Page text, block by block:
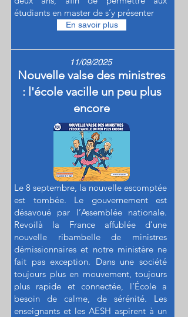
étudiants en master de s’y présenter
En savoir plus
11/09/2025
Nouvelle valse des ministres
: l'école vacille un peu plus
encore
Le 8 septembre, la nouvelle escomptée
est tombée. Le gouvernement est
désavoué par l’Assemblée nationale.
Revoilà la France affublée d’une
nouvelle ribambelle de ministres
démissionnaires et notre ministère ne
fait pas exception. Dans une société
toujours plus en mouvement, toujours
plus rapide et connectée, l’École a
besoin de calme, de sérénité. Les
enseignants et les AESH aspirent à un